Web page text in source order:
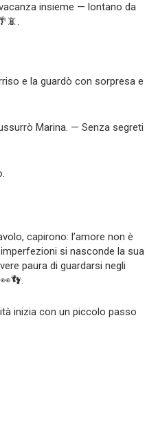
insieme — lontano da
e la guardò con sorpresa e
Marina. — Senza segreti
capirono: l’amore non è
si nasconde la sua
paura di guardarsi negli
inizia con un piccolo passo